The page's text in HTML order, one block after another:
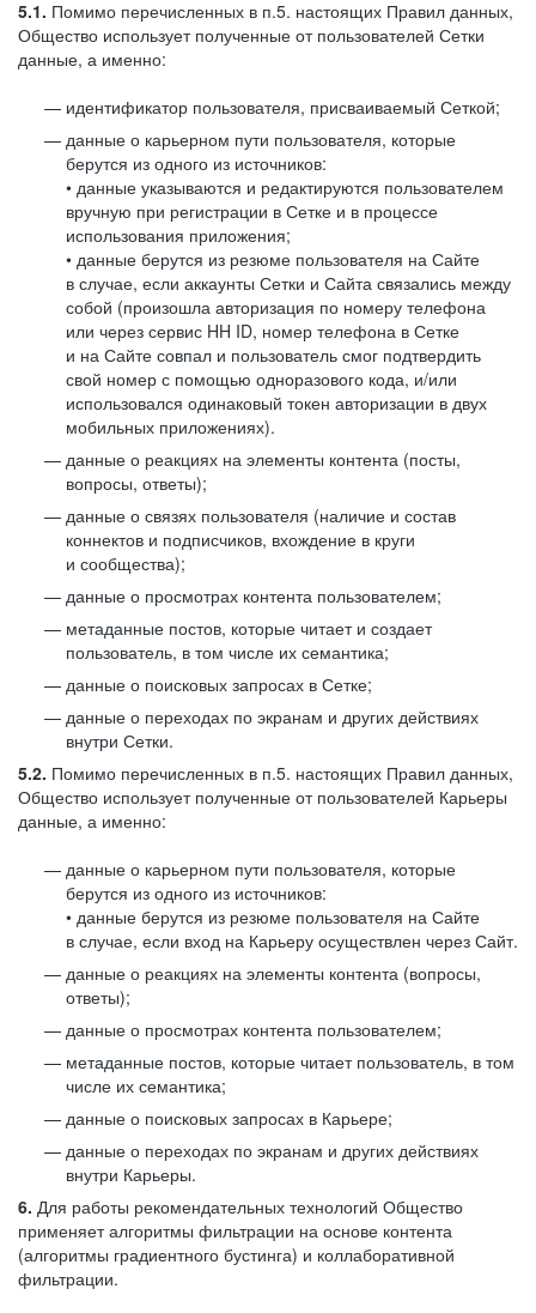
5.1. Помимо перечисленных в п.5. настоящих Правил данных,
Общество использует полученные от пользователей Сетки
данные, а именно:
идентификатор пользователя, присваиваемый Сеткой;
данные о карьерном пути пользователя, которые
берутся из одного из источников:
• данные указываются и редактируются пользователем
вручную при регистрации в Сетке и в процессе
использования приложения;
• данные берутся из резюме пользователя на Сайте
в случае, если аккаунты Сетки и Сайта связались между
собой (произошла авторизация по номеру телефона
или через сервис HH ID, номер телефона в Сетке
и на Сайте совпал и пользователь смог подтвердить
свой номер с помощью одноразового кода, и/или
использовался одинаковый токен авторизации в двух
мобильных приложениях).
данные о реакциях на элементы контента (посты,
вопросы, ответы);
данные о связях пользователя (наличие и состав
коннектов и подписчиков, вхождение в круги
и сообщества);
данные о просмотрах контента пользователем;
метаданные постов, которые читает и создает
пользователь, в том числе их семантика;
данные о поисковых запросах в Сетке;
данные о переходах по экранам и других действиях
внутри Сетки.
5.2. Помимо перечисленных в п.5. настоящих Правил данных,
Общество использует полученные от пользователей Карьеры
данные, а именно:
данные о карьерном пути пользователя, которые
берутся из одного из источников:
• данные берутся из резюме пользователя на Сайте
в случае, если вход на Карьеру осуществлен через Сайт.
данные о реакциях на элементы контента (вопросы,
ответы);
данные о просмотрах контента пользователем;
метаданные постов, которые читает пользователь, в том
числе их семантика;
данные о поисковых запросах в Карьере;
данные о переходах по экранам и других действиях
внутри Карьеры.
6. Для работы рекомендательных технологий Общество
применяет алгоритмы фильтрации на основе контента
(алгоритмы градиентного бустинга) и коллаборативной
фильтрации.